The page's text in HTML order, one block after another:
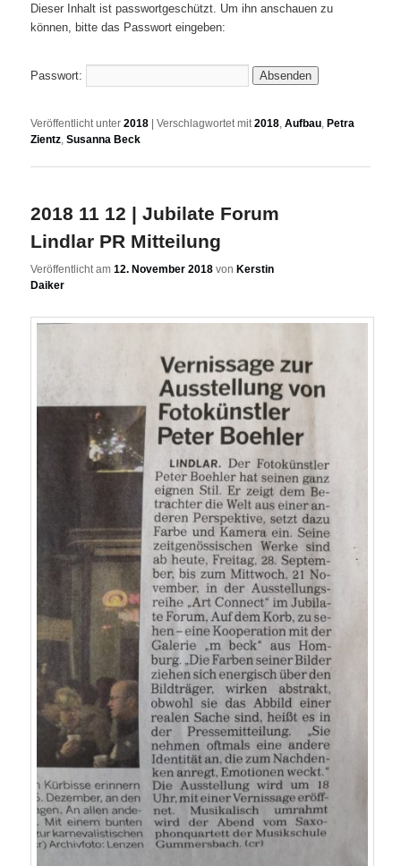
Dieser Inhalt ist passwortgeschützt. Um ihn anschauen zu
können, bitte das Passwort eingeben:
Passwort:
Veröffentlicht unter 2018 |Verschlagwortet mit 2018,Aufbau, Petra
Zientz,Susanna Beck
2018 11 12 | Jubilate Forum
Lindlar PR Mitteilung
Veröffentlicht am12. November 2018 vonKerstin
Daiker